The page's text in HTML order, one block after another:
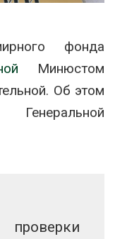
фонда
Минюстом
Об этом